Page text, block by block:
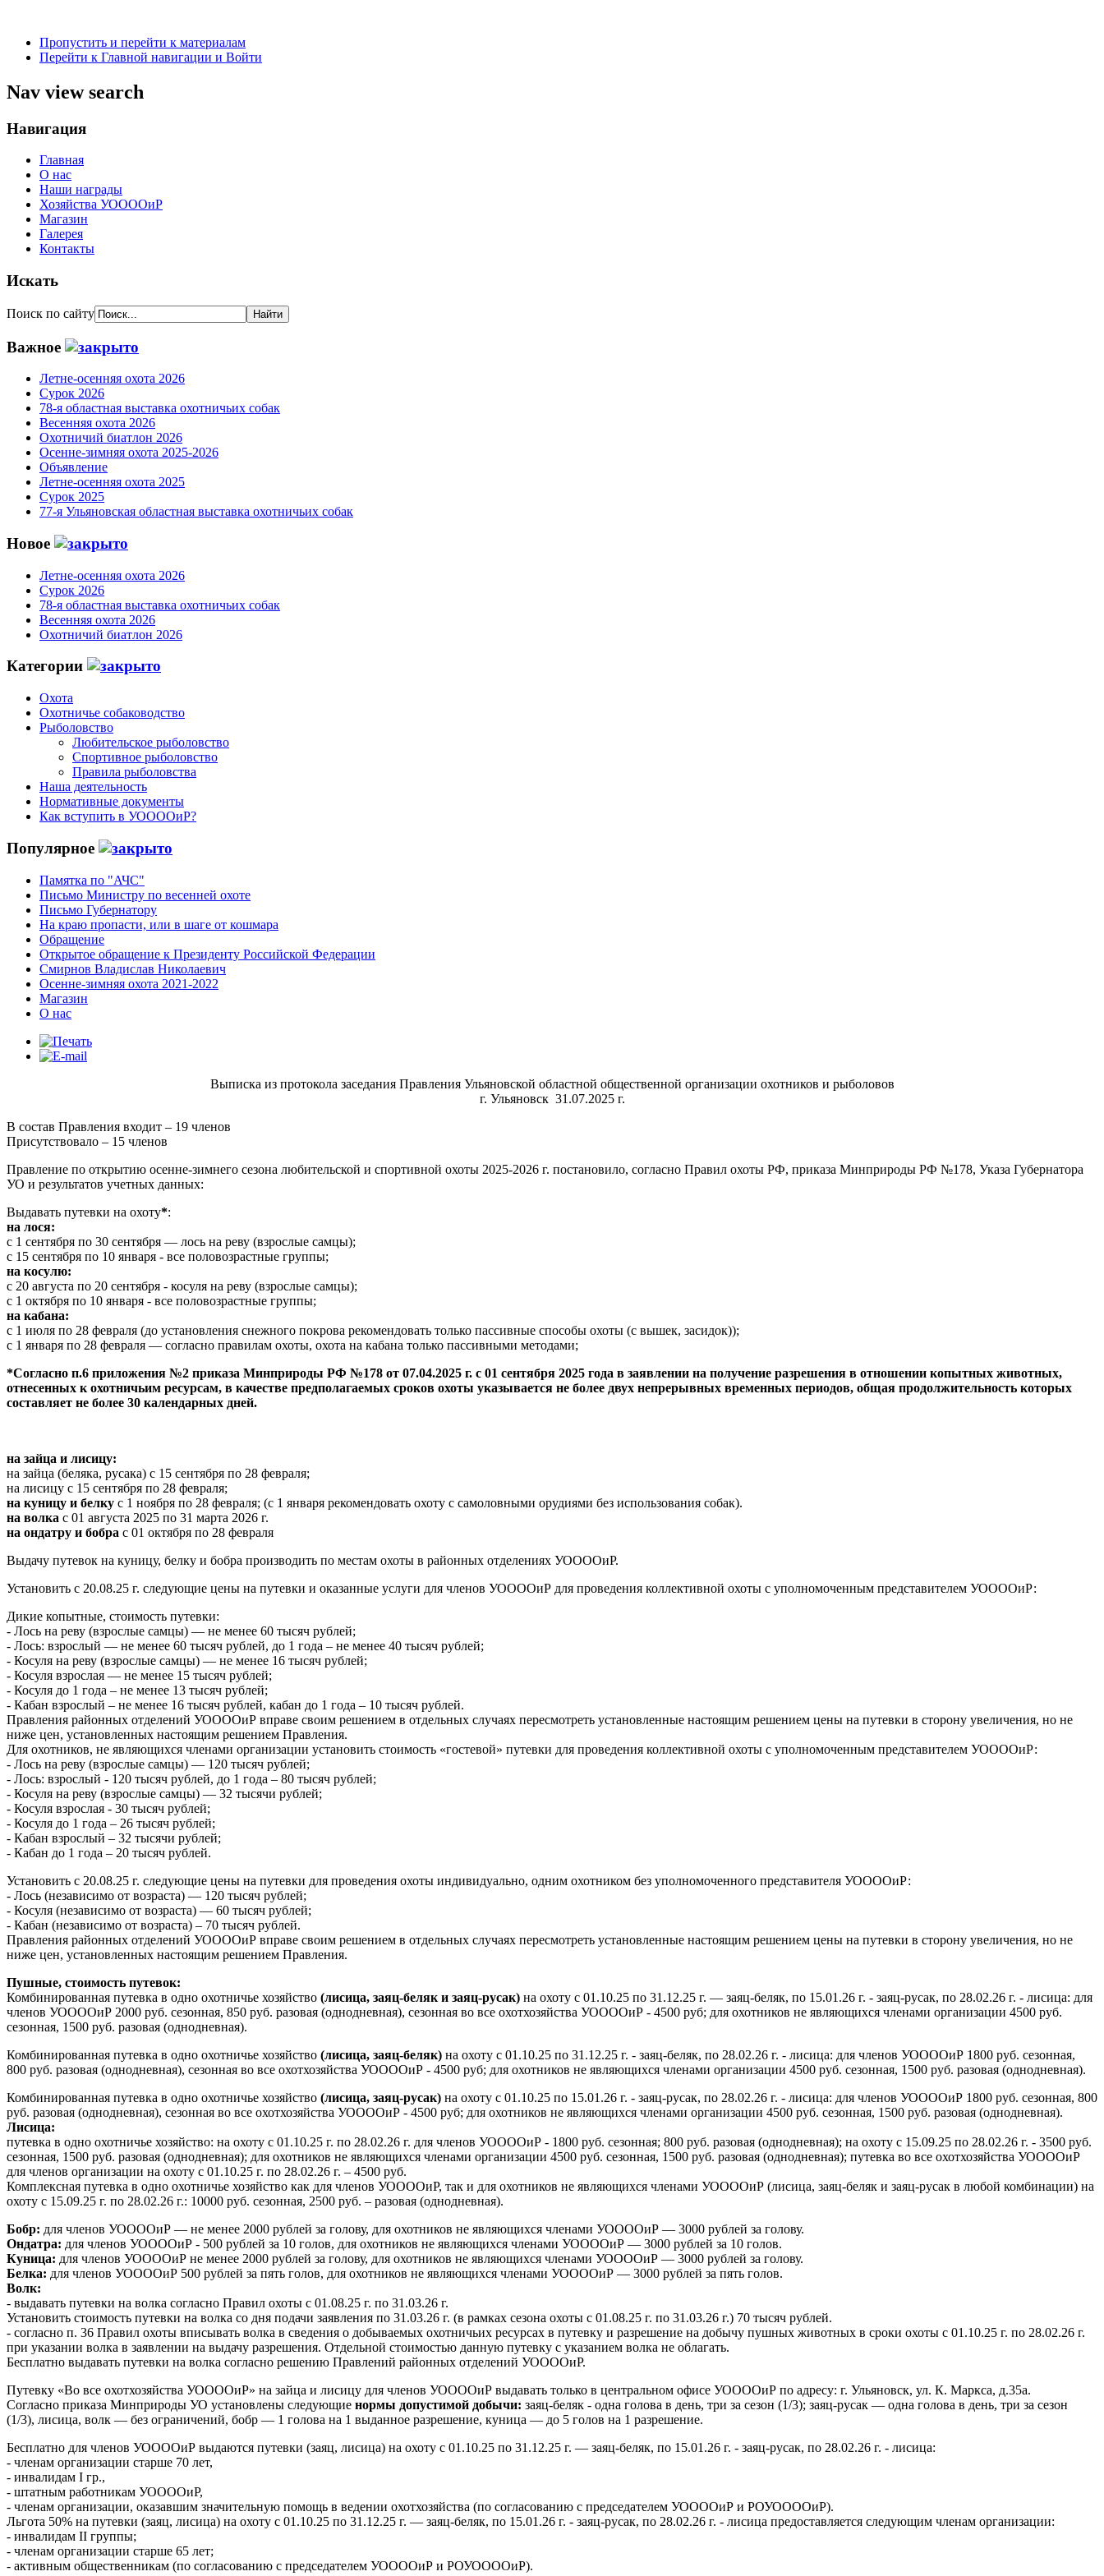
Пропустить и перейти к материалам
Перейти к Главной навигации и Войти
Nav view search
Навигация
Главная
О нас
Наши награды
Хозяйства УООООиР
Магазин
Галерея
Контакты
Искать
Поиск по сайту
Важное
Летне-осенняя охота 2026
Сурок 2026
78-я областная выставка охотничьих собак
Весенняя охота 2026
Охотничий биатлон 2026
Осенне-зимняя охота 2025-2026
Объявление
Летне-осенняя охота 2025
Сурок 2025
77-я Ульяновская областная выставка охотничьих собак
Новое
Летне-осенняя охота 2026
Сурок 2026
78-я областная выставка охотничьих собак
Весенняя охота 2026
Охотничий биатлон 2026
Категории
Охота
Охотничье собаководство
Рыболовство
Любительское рыболовство
Спортивное рыболовство
Правила рыболовства
Наша деятельность
Нормативные документы
Как вступить в УООООиР?
Популярное
Памятка по "АЧС"
Письмо Министру по весенней охоте
Письмо Губернатору
На краю пропасти, или в шаге от кошмара
Обращение
Открытое обращение к Президенту Российской Федерации
Смирнов Владислав Николаевич
Осенне-зимняя охота 2021-2022
Магазин
О нас
Выписка из протокола заседания Правления Ульяновской областной общественной организации охотников и рыболовов
г. Ульяновск 31.07.2025 г.
В состав Правления входит – 19 членов
Присутствовало – 15 членов
Правление по открытию осенне-зимнего сезона любительской и спортивной охоты 2025-2026 г. постановило, согласно Правил охоты РФ, приказа Минприроды РФ №178, Указа Губернатора
УО и результатов учетных данных:
Выдавать путевки на охоту*:
на лося:
с 1 сентября по 30 сентября — лось на реву (взрослые самцы);
с 15 сентября по 10 января - все половозрастные группы;
на косулю:
с 20 августа по 20 сентября - косуля на реву (взрослые самцы);
с 1 октября по 10 января - все половозрастные группы;
на кабана:
с 1 июля по 28 февраля (до установления снежного покрова рекомендовать только пассивные способы охоты (с вышек, засидок));
с 1 января по 28 февраля — согласно правилам охоты, охота на кабана только пассивными методами;
*Согласно п.6 приложения №2 приказа Минприроды РФ №178 от 07.04.2025 г. с 01 сентября 2025 года в заявлении на получение разрешения в отношении копытных животных,
отнесенных к охотничьим ресурсам, в качестве предполагаемых сроков охоты указывается не более двух непрерывных временных периодов, общая продолжительность которых
составляет не более 30 календарных дней.
на зайца и лисицу:
на зайца (беляка, русака) с 15 сентября по 28 февраля;
на лисицу с 15 сентября по 28 февраля;
на куницу и белку с 1 ноября по 28 февраля; (с 1 января рекомендовать охоту с самоловными орудиями без использования собак).
на волка с 01 августа 2025 по 31 марта 2026 г.
на ондатру и бобра с 01 октября по 28 февраля
Выдачу путевок на куницу, белку и бобра производить по местам охоты в районных отделениях УООООиР.
Установить с 20.08.25 г. следующие цены на путевки и оказанные услуги для членов УООООиР для проведения коллективной охоты с уполномоченным представителем УООООиР:
Дикие копытные, стоимость путевки:
- Лось на реву (взрослые самцы) — не менее 60 тысяч рублей;
- Лось: взрослый — не менее 60 тысяч рублей, до 1 года – не менее 40 тысяч рублей;
- Косуля на реву (взрослые самцы) — не менее 16 тысяч рублей;
- Косуля взрослая — не менее 15 тысяч рублей;
- Косуля до 1 года – не менее 13 тысяч рублей;
- Кабан взрослый – не менее 16 тысяч рублей, кабан до 1 года – 10 тысяч рублей.
Правления районных отделений УООООиР вправе своим решением в отдельных случаях пересмотреть установленные настоящим решением цены на путевки в сторону увеличения, но не
ниже цен, установленных настоящим решением Правления.
Для охотников, не являющихся членами организации установить стоимость «гостевой» путевки для проведения коллективной охоты с уполномоченным представителем УООООиР:
- Лось на реву (взрослые самцы) — 120 тысяч рублей;
- Лось: взрослый - 120 тысяч рублей, до 1 года – 80 тысяч рублей;
- Косуля на реву (взрослые самцы) — 32 тысячи рублей;
- Косуля взрослая - 30 тысяч рублей;
- Косуля до 1 года – 26 тысяч рублей;
- Кабан взрослый – 32 тысячи рублей;
- Кабан до 1 года – 20 тысяч рублей.
Установить с 20.08.25 г. следующие цены на путевки для проведения охоты индивидуально, одним охотником без уполномоченного представителя УООООиР:
- Лось (независимо от возраста) — 120 тысяч рублей;
- Косуля (независимо от возраста) — 60 тысяч рублей;
- Кабан (независимо от возраста) – 70 тысяч рублей.
Правления районных отделений УООООиР вправе своим решением в отдельных случаях пересмотреть установленные настоящим решением цены на путевки в сторону увеличения, но не
ниже цен, установленных настоящим решением Правления.
Пушные, стоимость путевок:
Комбинированная путевка в одно охотничье хозяйство (лисица, заяц-беляк и заяц-русак) на охоту с 01.10.25 по 31.12.25 г. — заяц-беляк, по 15.01.26 г. - заяц-русак, по 28.02.26 г. - лисица: для
членов УООООиР 2000 руб. сезонная, 850 руб. разовая (однодневная), сезонная во все охотхозяйства УООООиР - 4500 руб; для охотников не являющихся членами организации 4500 руб.
сезонная, 1500 руб. разовая (однодневная).
Комбинированная путевка в одно охотничье хозяйство (лисица, заяц-беляк) на охоту с 01.10.25 по 31.12.25 г. - заяц-беляк, по 28.02.26 г. - лисица: для членов УООООиР 1800 руб. сезонная,
800 руб. разовая (однодневная), сезонная во все охотхозяйства УООООиР - 4500 руб; для охотников не являющихся членами организации 4500 руб. сезонная, 1500 руб. разовая (однодневная).
Комбинированная путевка в одно охотничье хозяйство (лисица, заяц-русак) на охоту с 01.10.25 по 15.01.26 г. - заяц-русак, по 28.02.26 г. - лисица: для членов УООООиР 1800 руб. сезонная, 800
руб. разовая (однодневная), сезонная во все охотхозяйства УООООиР - 4500 руб; для охотников не являющихся членами организации 4500 руб. сезонная, 1500 руб. разовая (однодневная).
Лисица:
путевка в одно охотничье хозяйство: на охоту с 01.10.25 г. по 28.02.26 г. для членов УООООиР - 1800 руб. сезонная; 800 руб. разовая (однодневная); на охоту с 15.09.25 по 28.02.26 г. - 3500 руб.
сезонная, 1500 руб. разовая (однодневная); для охотников не являющихся членами организации 4500 руб. сезонная, 1500 руб. разовая (однодневная); путевка во все охотхозяйства УООООиР
для членов организации на охоту с 01.10.25 г. по 28.02.26 г. – 4500 руб.
Комплексная путевка в одно охотничье хозяйство как для членов УООООиР, так и для охотников не являющихся членами УООООиР (лисица, заяц-беляк и заяц-русак в любой комбинации) на
охоту с 15.09.25 г. по 28.02.26 г.: 10000 руб. сезонная, 2500 руб. – разовая (однодневная).
Бобр: для членов УООООиР — не менее 2000 рублей за голову, для охотников не являющихся членами УООООиР — 3000 рублей за голову.
Ондатра: для членов УООООиР - 500 рублей за 10 голов, для охотников не являющихся членами УООООиР — 3000 рублей за 10 голов.
Куница: для членов УООООиР не менее 2000 рублей за голову, для охотников не являющихся членами УООООиР — 3000 рублей за голову.
Белка: для членов УООООиР 500 рублей за пять голов, для охотников не являющихся членами УООООиР — 3000 рублей за пять голов.
Волк:
- выдавать путевки на волка согласно Правил охоты с 01.08.25 г. по 31.03.26 г.
Установить стоимость путевки на волка со дня подачи заявления по 31.03.26 г. (в рамках сезона охоты с 01.08.25 г. по 31.03.26 г.) 70 тысяч рублей.
- согласно п. 36 Правил охоты вписывать волка в сведения о добываемых охотничьих ресурсах в путевку и разрешение на добычу пушных животных в сроки охоты с 01.10.25 г. по 28.02.26 г.
при указании волка в заявлении на выдачу разрешения. Отдельной стоимостью данную путевку с указанием волка не облагать.
Бесплатно выдавать путевки на волка согласно решению Правлений районных отделений УООООиР.
Путевку «Во все охотхозяйства УООООиР» на зайца и лисицу для членов УООООиР выдавать только в центральном офисе УООООиР по адресу: г. Ульяновск, ул. К. Маркса, д.35а.
Согласно приказа Минприроды УО установлены следующие нормы допустимой добычи: заяц-беляк - одна голова в день, три за сезон (1/3); заяц-русак — одна голова в день, три за сезон
(1/3), лисица, волк — без ограничений, бобр — 1 голова на 1 выданное разрешение, куница — до 5 голов на 1 разрешение.
Бесплатно для членов УООООиР выдаются путевки (заяц, лисица) на охоту с 01.10.25 по 31.12.25 г. — заяц-беляк, по 15.01.26 г. - заяц-русак, по 28.02.26 г. - лисица:
- членам организации старше 70 лет,
- инвалидам I гр.,
- штатным работникам УООООиР,
- членам организации, оказавшим значительную помощь в ведении охотхозяйства (по согласованию с председателем УООООиР и РОУООООиР).
Льгота 50% на путевки (заяц, лисица) на охоту с 01.10.25 по 31.12.25 г. — заяц-беляк, по 15.01.26 г. - заяц-русак, по 28.02.26 г. - лисица предоставляется следующим членам организации:
- инвалидам II группы;
- членам организации старше 65 лет;
- активным общественникам (по согласованию с председателем УООООиР и РОУООООиР).